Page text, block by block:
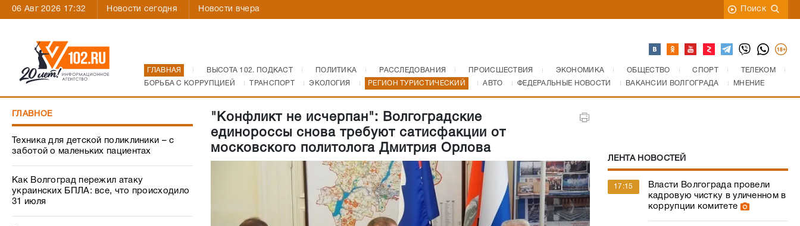
06 Авг 2026 17:32 Новости сегодня Новости вчера Поиск
ГЛАВНАЯ ВЫСОТА 102. ПОДКАСТ ПОЛИТИКА РАССЛЕДОВАНИЯ ПРОИСШЕСТВИЯ ЭКОНОМИКА ОБЩЕСТВО СПОРТ
ТЕЛЕКОМ
БОРЬБА С КОРРУПЦИЕЙ
ТРАНСПОРТ ЭКОЛОГИЯ РЕГИОН ТУРИСТИЧЕСКИЙ АВТО ФЕДЕРАЛЬНЫЕ НОВОСТИ ВАКАНСИИ ВОЛГОГРАДА МНЕНИЕ
ГЛАВНОЕ
Техника для детской поликлиники – с
заботой о маленьких пациентах
Как Волгоград пережил атаку
украинских БПЛА: все, что происходило
31 июля
"Конфликт не исчерпан": Волгоградские
единороссы снова требуют сатисфакции от
московского политолога Дмитрия Орлова
ЛЕНТА НОВОСТЕЙ
17:15
Власти Волгограда провели
кадровую чистку в уличенном в
коррупции комитете